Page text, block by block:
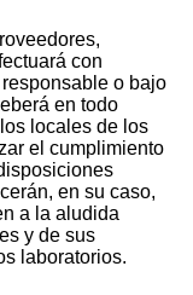
con
o bajo
en todo
locales de los
el cumplimiento
en su caso,
a la aludida
y de sus
laboratorios.